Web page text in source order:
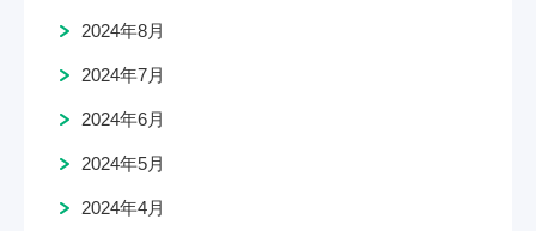
2024年8月
2024年7月
2024年6月
2024年5月
2024年4月